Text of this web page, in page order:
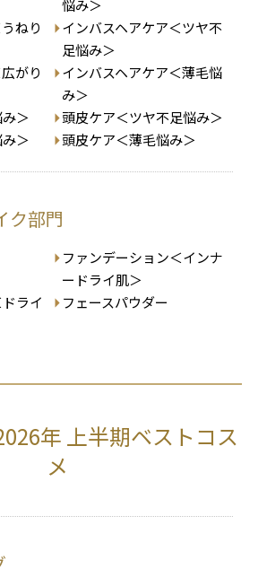
悩み＞
ねり
インバスヘアケア＜ツヤ不
足悩み＞
がり
インバスヘアケア＜薄毛悩
み＞
＞
頭皮ケア＜ツヤ不足悩み＞
＞
頭皮ケア＜薄毛悩み＞
ク部門
ファンデーション＜インナ
ードライ肌＞
ライ
フェースパウダー
年 上半期ベストコス
メ